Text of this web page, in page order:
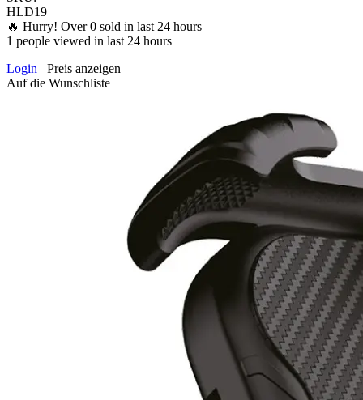
HLD19
🔥 Hurry! Over0 sold in last 24 hours
1 people viewed in last 24 hours
Login
Preis anzeigen
Auf die Wunschliste